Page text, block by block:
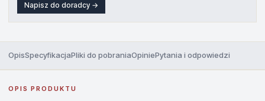
Napisz do doradcy →
OpisSpecyfikacjaPliki do pobraniaOpiniePytania i odpowiedzi
OPIS PRODUKTU